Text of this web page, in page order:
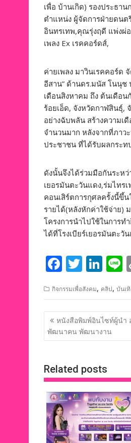
เพื่อ บ้านเกิด) รองประธ
ตำแหน่ง ผู้จัดการฝ่ายดน
อินทรเทพ,คุณรุ่งฤดี แพ่งผ่
เพลง Ex เรคคอร์ดส์,
ค่ายเพลง มาวินเรคคอร์ด
อีสาน” ด้านดร.มนัส โนนุช
เดือนสิงหาคม ถึง ต้นเดือ
ร้อยเอ็ด, จังหวัดกาฬสินธุ์,
อย่างฉับพลัน สร้างความเ
จำนวนมาก หลังจากที่ภาว
ประชาชน ที่ได้รับผลกระท
ดังนั้นจึงได้ร่วมมือกันระห
เยอรมันตะวันแดง,ร่มไทร
คอนเสิร์ตการกุศลครั้งนี้ขึ้
รายได้(หลังหักค่าใช้จ่าย)
โครงการนำไปใช้ในการ
ได้ที่โรงเบียร์เยอรมันตะ
F
ac
e
b
o
o
k
T
itt
er
Li
k
e
dI
n
e
กิจกรรมเพื่อสังคม, คลิป, บันเทิ
แนะแนว
เรื่อง
หนังสือพิมพ์อินไซท์ผู้นำ
พัฒนาคน พัฒนางาน
Related posts